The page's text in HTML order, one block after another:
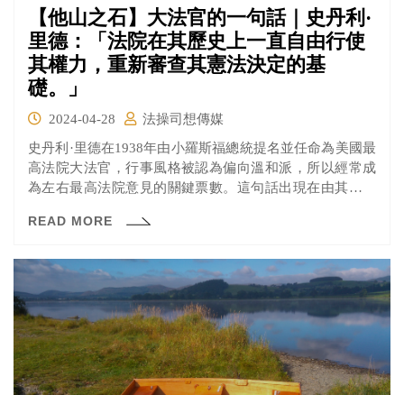
【他山之石】大法官的一句話｜史丹利·
里德：「法院在其歷史上一直自由行使
其權力，重新審查其憲法決定的基
礎。」
2024-04-28
法操司想傳媒
史丹利·里德在1938年由小羅斯福總統提名並任命為美國最
高法院大法官，行事風格被認為偏向溫和派，所以經常成
為左右最高法院意見的關鍵票數。這句話出現在由其主筆
READ MORE